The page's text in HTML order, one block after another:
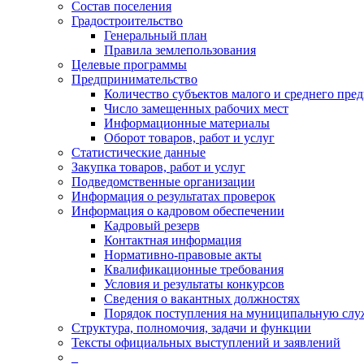
Состав поселения
Градостроительство
Генеральный план
Правила землепользования
Целевые программы
Предпринимательство
Количество субъектов малого и среднего
Число замещенных рабочих мест
Информационные материалы
Оборот товаров, работ и услуг
Статистические данные
Закупка товаров, работ и услуг
Подведомственные организации
Информация о результатах проверок
Информация о кадровом обеспечении
Кадровый резерв
Контактная информация
Нормативно-правовые акты
Квалификационные требования
Условия и результаты конкурсов
Сведения о вакантных должностях
Порядок поступления на муниципальную
Структура, полномочия, задачи и функции
Тексты официальных выступлений и заявлений